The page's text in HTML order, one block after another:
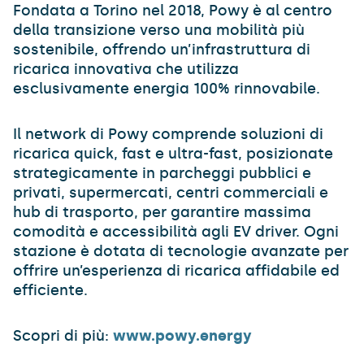
Fondata a Torino nel 2018, Powy è al centro
della transizione verso una mobilità più
sostenibile, offrendo un’infrastruttura di
ricarica innovativa che utilizza
esclusivamente energia 100% rinnovabile.
Il network di Powy comprende soluzioni di
ricarica quick, fast e ultra-fast, posizionate
strategicamente in parcheggi pubblici e
privati, supermercati, centri commerciali e
hub di trasporto, per garantire massima
comodità e accessibilità agli EV driver. Ogni
stazione è dotata di tecnologie avanzate per
offrire un’esperienza di ricarica affidabile ed
efficiente.
Scopri di più: www.powy.energy